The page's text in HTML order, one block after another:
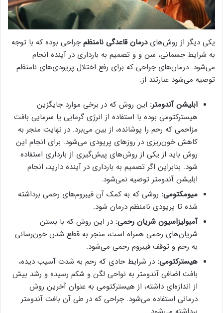
یکی دیگر از روش‌هایدرمان قاعدگی نامنظمجراحی بوده که با توجه
به شرایط جسمانی، سن و و تصمیم به بارداری در آینده انجام
می‌شود. درمان‌های جراحی که برای رفع اختلال پریودی‌های نامنظم
توصیه می‌شود عبارتند از:
ابلیشن آندومتر: این روش که در برخی موارد جایگزین
هیسترکتومی بوده با استفاده از انرژی گرمایی یا سرمایی بافت
مزاحمی که رحم را پوشانده، از بین می‌برد. در نهایت منجر به
کاهش خون‌ریزی در روزهای پریودی می‌شود. برای انجام این
روش باید از یکی از روش‌های پیش‌گیری از بارداری استفاده
شود. بنابراین اگر تصمیم به بارداری در آینده دارید، انجام
ابلیشن آندومتر توصیه نمی‌شود.
میومکتومی: روشی که به کمک آن فیبروم‌های رحمی برداشته
شده تا پریودی نامنظم درمان شود.
آمبولیزاسیون شریان رحمی: در این روش که با بستن
شریان‌های رحمی همراه است، منجر به قطع شدن خون‌رسانی
به رحم و توقف فیبروم رحمی می‌شود.
هیسترکتومی: در شرایط حادی که رحم به شدت آسیب دیده،
بافت اضافی آندومتر به نواحی لگن و شکم رسیده و رشد بیش
از اندازه‌ای داشته، از هیسترکتومی به عنوان آخرین روش
درمانی استفاده می‌شود. جراحی که در طی آن بافت آندومتر